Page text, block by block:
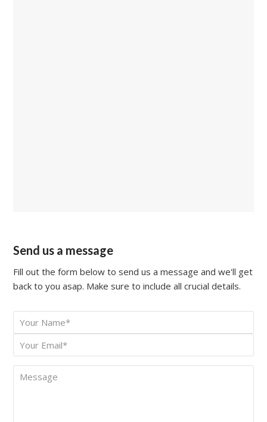
Send us a message
Fill out the form below to send us a message and we'll get
back to you asap. Make sure to include all crucial details.
Your
Name *
Your
Email
Message